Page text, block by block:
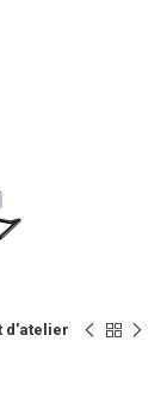
d'atelier